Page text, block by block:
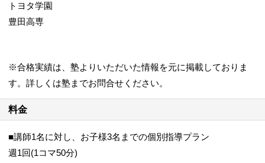
トヨタ学園
豊田高専
※合格実績は、塾よりいただいた情報を元に掲載しておりま
す。詳しくは塾までお問合せください。
料金
■講師1名に対し、お子様3名までの個別指導プラン
週1回(1コマ50分)